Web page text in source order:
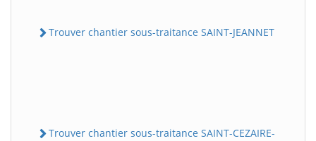
Trouver chantier sous-traitance SAINT-JEANNET
Trouver chantier sous-traitance SAINT-CEZAIRE-